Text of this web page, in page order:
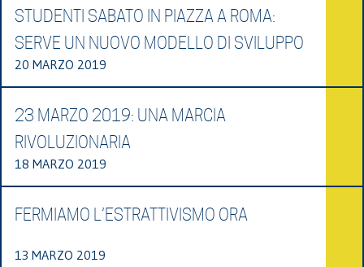
STUDENTI SABATO IN PIAZZA A ROMA:
SERVE UN NUOVO MODELLO DI SVILUPPO
20 MARZO 2019
23 MARZO 2019: UNA MARCIA
RIVOLUZIONARIA
18 MARZO 2019
FERMIAMO L’ESTRATTIVISMO ORA
13 MARZO 2019